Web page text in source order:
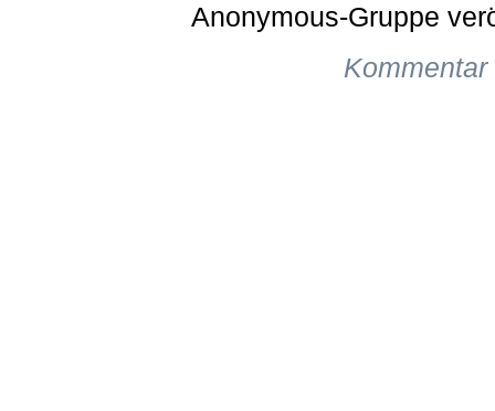
Anonymous-Gruppe